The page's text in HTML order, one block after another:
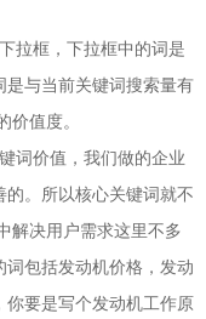
拉框，下拉框中的词是
是与当前关键词搜索量有
价值度。
词价值，我们做的企业
的。所以核心关键词就不
解决用户需求这里不多
包括发动机价格，发动
要是写个发动机工作原